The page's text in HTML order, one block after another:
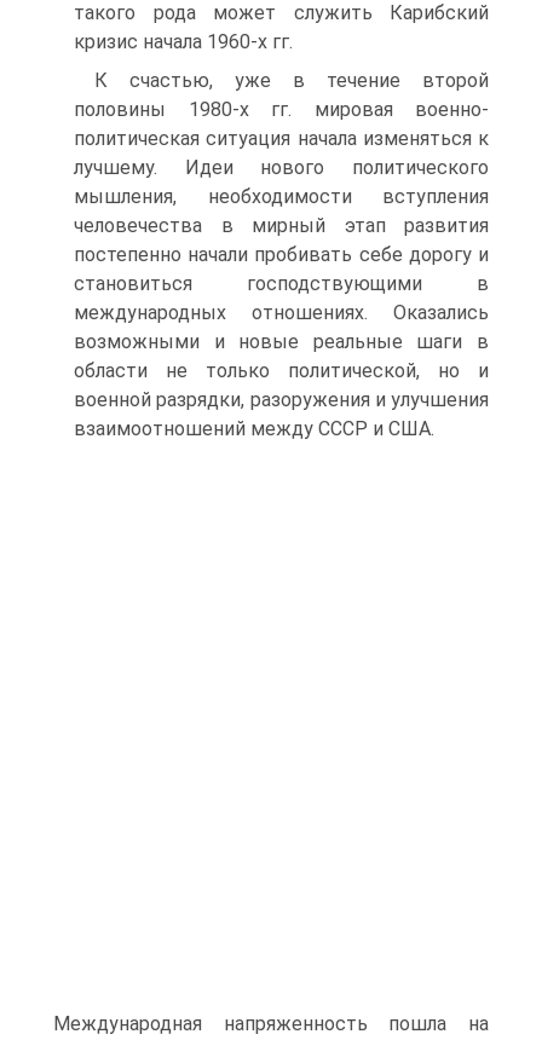
такого рода может служить Карибский
кризис начала 1960-х гг.
К счастью, уже в течение второй
половины 1980-х гг. мировая военно-
политическая ситуация начала изменяться к
лучшему. Идеи нового политического
мышления, необходимости вступления
человечества в мирный этап развития
постепенно начали пробивать себе дорогу и
становиться господствующими в
международных отношениях. Оказались
возможными и новые реальные шаги в
области не только политической, но и
военной разрядки, разоружения и улучшения
взаимоотношений между СССР и США.
Международная напряженность пошла на